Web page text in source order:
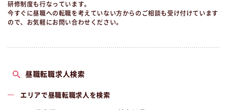
研修制度も行なっています。
今すぐに昼職への転職を考えていない方からのご相談も受け付けています
ので、お気軽にお問い合わせください。
昼職転職求人検索
エリアで昼職転職求人を検索